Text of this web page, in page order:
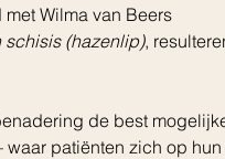
Wilma van Beers
schisis (hazenlip),
de best
patiënten zich op